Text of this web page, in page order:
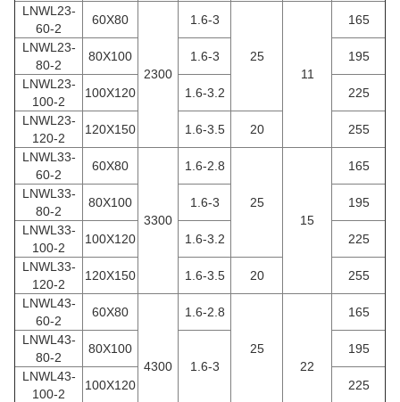
LNWL23-
60-2
60X80
2300
1.6-3
25
11
165
LNWL23-
80-2
80X100 1.6-3
195
LNWL23-
100-2
100X120 1.6-3.2
225
LNWL23-
120-2
120X150 1.6-3.5 20
255
LNWL33-
60-2
60X80
3300
1.6-2.8
25
15
165
LNWL33-
80-2
80X100 1.6-3
195
LNWL33-
100-2
100X120 1.6-3.2
225
LNWL33-
120-2
120X150 1.6-3.5 20
255
LNWL43-
60-2
60X80
4300
1.6-2.8
25
22
165
LNWL43-
80-2
80X100
1.6-3
195
LNWL43-
100-2
100X120
225